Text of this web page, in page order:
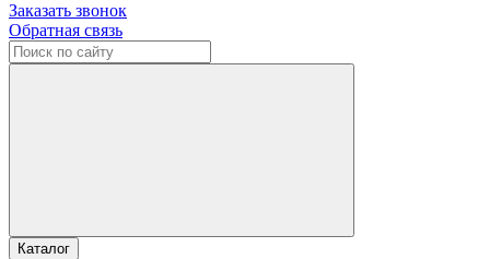
Заказать звонок
Обратная связь
Каталог